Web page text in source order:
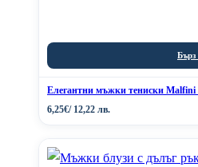
Бърз
Елегантни мъжки тениски
6,25€/ 12,22 лв.